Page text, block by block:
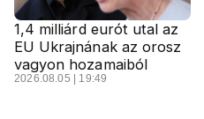
1,4 milliárd eurót utal az
EU Ukrajnának az orosz
vagyon hozamaiból
2026.08.05 | 19:49